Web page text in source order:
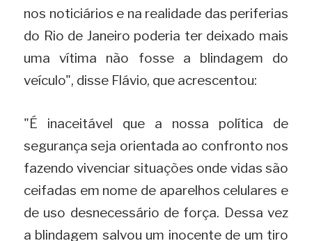
nos noticiários e na realidade das periferias
do Rio de Janeiro poderia ter deixado mais
uma vítima não fosse a blindagem do
veículo", disse Flávio, que acrescentou:
"É inaceitável que a nossa política de
segurança seja orientada ao confronto nos
fazendo vivenciar situações onde vidas são
ceifadas em nome de aparelhos celulares e
de uso desnecessário de força. Dessa vez
a blindagem salvou um inocente de um tiro